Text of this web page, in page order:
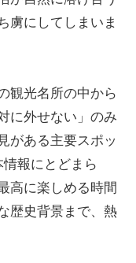
虜にしてしまいま
観光名所の中から
に外せない」のみ
がある主要スポッ
情報にとどまら
高に楽しめる時間
歴史背景まで、熱